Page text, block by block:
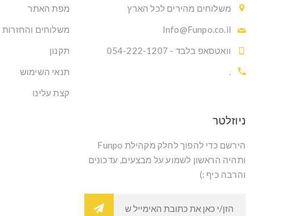
משלוחים מהירים לכל הארץ
Info@Funpo.co.il
וואטסאפ בלבד - 054-222-1207
.
מפת האתר
משלוחים והחזרות
תקנון
תנאי השימוש
קצת עלינו
ניוזלטר
הירשם כדי להפוך לחלק מקהילת Funpo
ותהיה הראשון לשמוע על מבצעים, עדכונים
והרבה כיף :)